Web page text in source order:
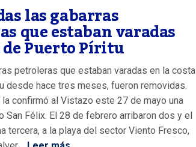
las gabarras
que estaban varadas
de Puerto Píritu
petroleras que estaban varadas en la costa
desde hace tres meses, fueron removidas.
confirmó al Vistazo este 27 de mayo una
San Félix. El 28 de febrero arribaron dos y el
tercera, a la playa del sector Viento Fresco,